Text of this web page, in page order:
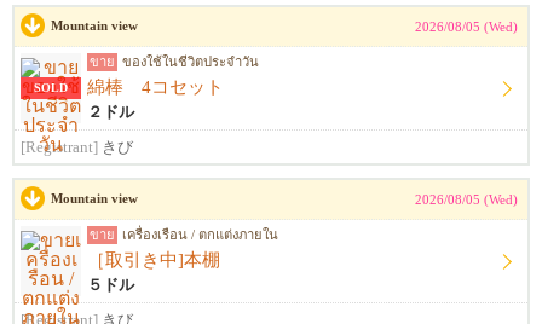
Mountain view 2026/08/05 (Wed)
SOLD
ขาย ของใช้ในชีวิตประจำวัน
綿棒 4コセット
２ドル
[Registrant] きび
Mountain view 2026/08/05 (Wed)
ขาย เครื่องเรือน / ตกแต่งภายใน
［取引き中]本棚
５ドル
[Registrant] きび